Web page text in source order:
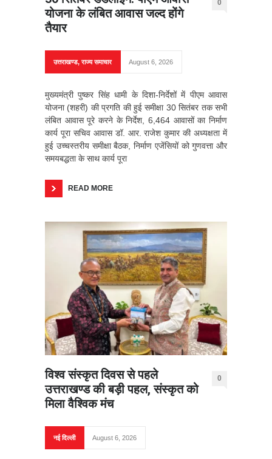
योजना के लंबित आवास जल्द होंगे
तैयार
0
उत्तराखण्ड,राज्य समाचार August 6, 2026
मुख्यमंत्री पुष्कर सिंह धामी के दिशा-निर्देशों में पीएम आवास
योजना (शहरी) की प्रगति की हुई समीक्षा 30 सितंबर तक सभी
लंबित आवास पूरे करने के निर्देश, 6,464 आवासों का निर्माण
कार्य पूरा सचिव आवास डॉ. आर. राजेश कुमार की अध्यक्षता में
हुई उच्चस्तरीय समीक्षा बैठक, निर्माण एजेंसियों को गुणवत्ता और
समयबद्धता के साथ कार्य पूरा
READ MORE
विश्व संस्कृत दिवस से पहले
उत्तराखण्ड की बड़ी पहल, संस्कृत को
मिला वैश्विक मंच
0
नई दिल्ली August 6, 2026